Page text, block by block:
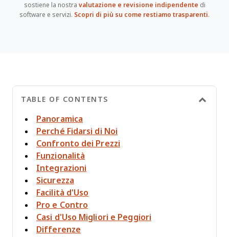
sostiene la nostra valutazione e revisione indipendente di
software e servizi. Scopri di più su come restiamo trasparenti.
TABLE OF CONTENTS
Panoramica
Perché Fidarsi di Noi
Confronto dei Prezzi
Funzionalità
Integrazioni
Sicurezza
Facilità d'Uso
Pro e Contro
Casi d'Uso Migliori e Peggiori
Differenze